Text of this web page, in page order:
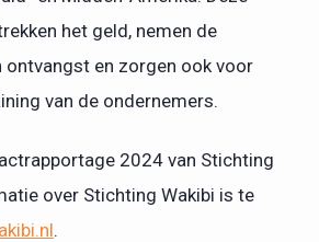
het geld, nemen de
ontvangst en zorgen ook voor
van de ondernemers.
2024 van Stichting
over Stichting Wakibi is te
.